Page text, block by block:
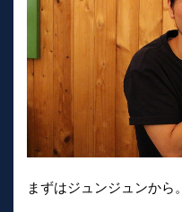
まずはジュンジュンから。